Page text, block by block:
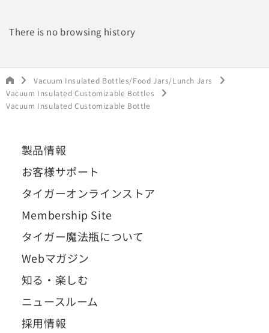
There is no browsing history
Vacuum Insulated Bottles/Food Jars/Lunch Jars
Vacuum Insulated Customizable Bottles
Vacuum Insulated Customizable Bottle
製品情報
お客様サポート
タイガーオンラインストア
Membership Site
タイガー魔法瓶について
Webマガジン
知る・楽しむ
ニュースルーム
採用情報